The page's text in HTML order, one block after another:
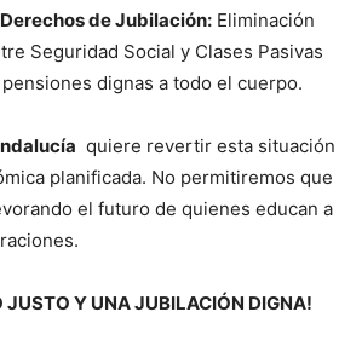
de Jubilación: Eliminación
Seguridad Social y Clases Pasivas
dignas a todo el cuerpo.
quiere revertir esta situación
planificada. No permitiremos que
el futuro de quienes educan a
JUSTO Y UNA JUBILACIÓN DIGNA!